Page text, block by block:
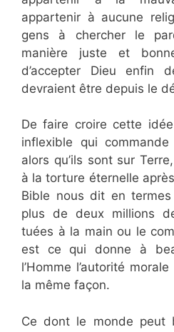
appartenir à aucune
gens à chercher le
manière juste et
d’accepter Dieu enfin
devraient être depuis le
De faire croire cette
inflexible qui
alors qu’ils sont sur
à la torture éternelle
Bible nous dit en
plus de deux millions
tuées à la main ou le
est ce qui donne à
l’Homme l’autorité
la même façon.
Ce dont le monde peut